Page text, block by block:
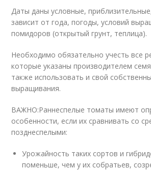
Даты даны условные,
зависит от года, погоды, условий
помидоров (открытый грунт, теплица).
Необходимо обязательно учесть все
которые указаны производителем
также использовать и свой
выращивания.
ВАЖНО:Раннеспелые томаты имеют
особенности, если их сравнивать со
позднеспелыми:
Урожайность таких сортов и
поменьше, чем у их собратьев,